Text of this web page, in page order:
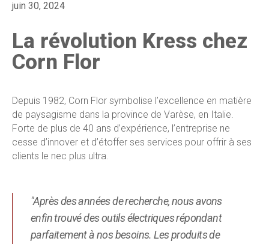
juin 30, 2024
La révolution Kress chez
Corn Flor
Depuis 1982, Corn Flor symbolise l’excellence en matière
de paysagisme dans la province de Varèse, en Italie.
Forte de plus de 40 ans d’expérience, l’entreprise ne
cesse d’innover et d’étoffer ses services pour offrir à ses
clients le nec plus ultra.
"Après des années de recherche, nous avons
enfin trouvé des outils électriques répondant
parfaitement à nos besoins. Les produits de